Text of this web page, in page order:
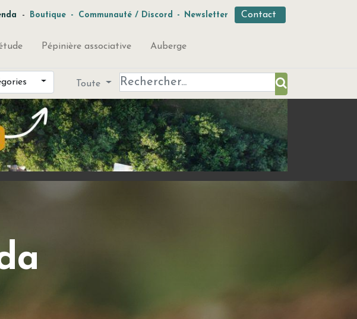
- Boutique - Communauté / Discord - Newsletter Contact
Pépinière associative Auberge
Toute